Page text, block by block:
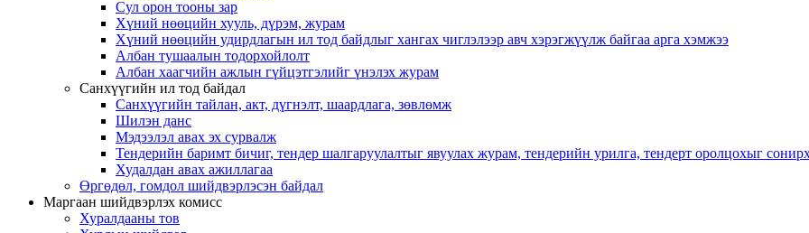
Сул орон тооны зар
Хүний нөөцийн хууль, дүрэм, журам
Хүний нөөцийн удирдлагын ил тод байдлыг хангах чиглэлээр авч хэрэгжүүлж байгаа арга хэмжээ
Албан тушаалын тодорхойлолт
Албан хаагчийн ажлын гүйцэтгэлийг үнэлэх журам
Санхүүгийн ил тод байдал
Санхүүгийн тайлан, акт, дүгнэлт, шаардлага, зөвлөмж
Шилэн данс
Мэдээлэл авах эх сурвалж
Тендерийн баримт бичиг, тендер шалгаруулалтыг явуулах журам, тендерийн урилга, тендерт оролцохыг
Худалдан авах ажиллагаа
Өргөдөл, гомдол шийдвэрлэсэн байдал
Маргаан шийдвэрлэх комисс
Хуралдааны тов